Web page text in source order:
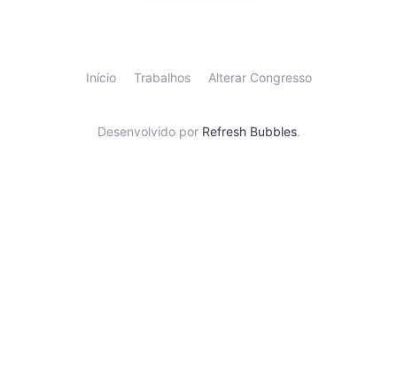
Início Trabalhos Alterar Congresso
Desenvolvido por Refresh Bubbles.